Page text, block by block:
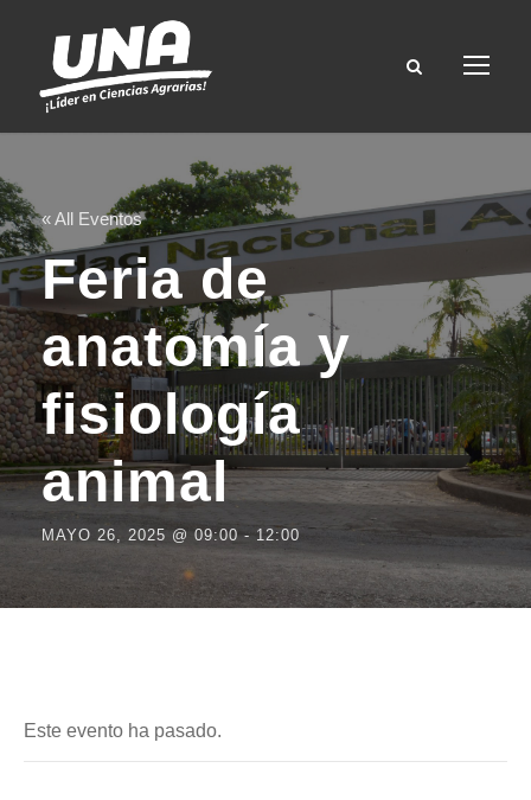
« All Eventos
Feria de
anatomía y
fisiología
animal
MAYO 26, 2025 @ 09:00 - 12:00
Este evento ha pasado.